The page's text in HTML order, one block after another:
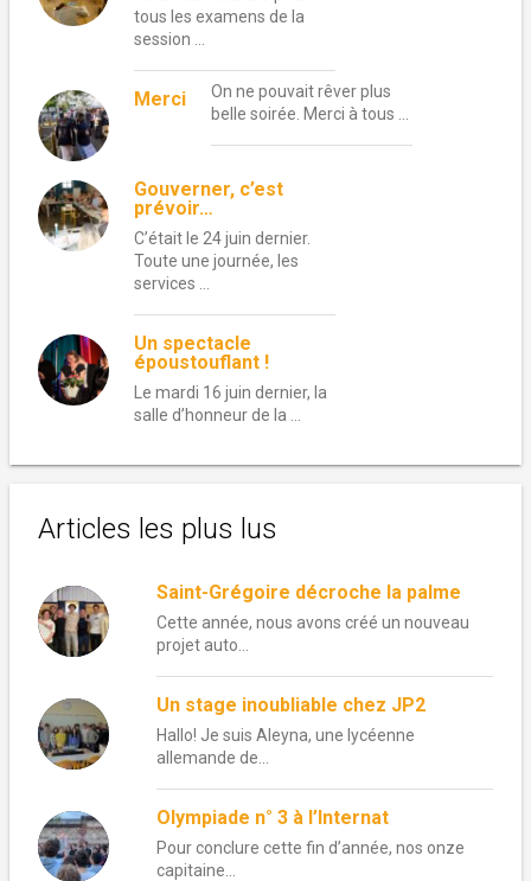
tous les examens de la
session …
Merci
On ne pouvait rêver plus
belle soirée. Merci à tous …
Gouverner, c’est
prévoir…
C’était le 24 juin dernier.
Toute une journée, les
services …
Un spectacle
époustouflant !
Le mardi 16 juin dernier, la
salle d’honneur de la …
Articles les plus lus
Saint-Grégoire décroche la palme
Cette année, nous avons créé un nouveau
projet auto...
Un stage inoubliable chez JP2
Hallo! Je suis Aleyna, une lycéenne
allemande de...
Olympiade n° 3 à l’Internat
Pour conclure cette fin d’année, nos onze
capitaine...